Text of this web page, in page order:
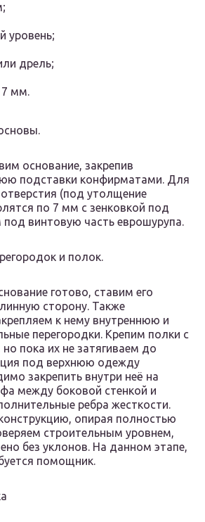
уровень;
дрель;
7 мм.
основание, закрепив
подставки конфирматами. Для
(под утолщение
по 7 мм с зенковкой под
винтовую часть еврошурупа.
и полок.
готово, ставим его
сторону. Также
к нему внутреннюю и
перегородки. Крепим полки с
пока их не затягиваем до
под верхнюю одежду
закрепить внутри неё на
между боковой стенкой и
ребра жесткости.
опирая полностью
строительным уровнем,
без уклонов. На данном этапе,
помощник.